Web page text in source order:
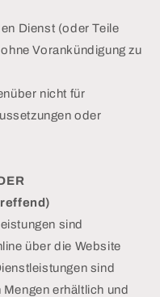
Dienst (oder Teile
Vorankündigung zu
nicht für
oder
sind
über die Website
sind
erhältlich und